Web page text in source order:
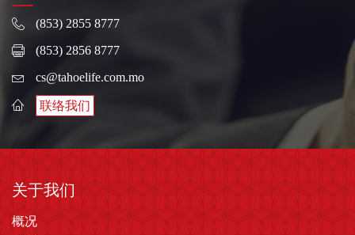
(853) 2855 8777
(853) 2856 8777
cs@tahoelife.com.mo
联络我们
关于我们
概况